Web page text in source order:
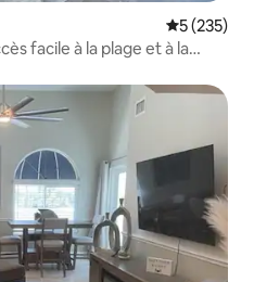
Note
5 (235)
facile à la plage et à la